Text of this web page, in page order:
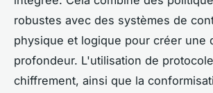
robustes avec des systèmes de
physique et logique pour créer une
profondeur. L'utilisation de
chiffrement, ainsi que la